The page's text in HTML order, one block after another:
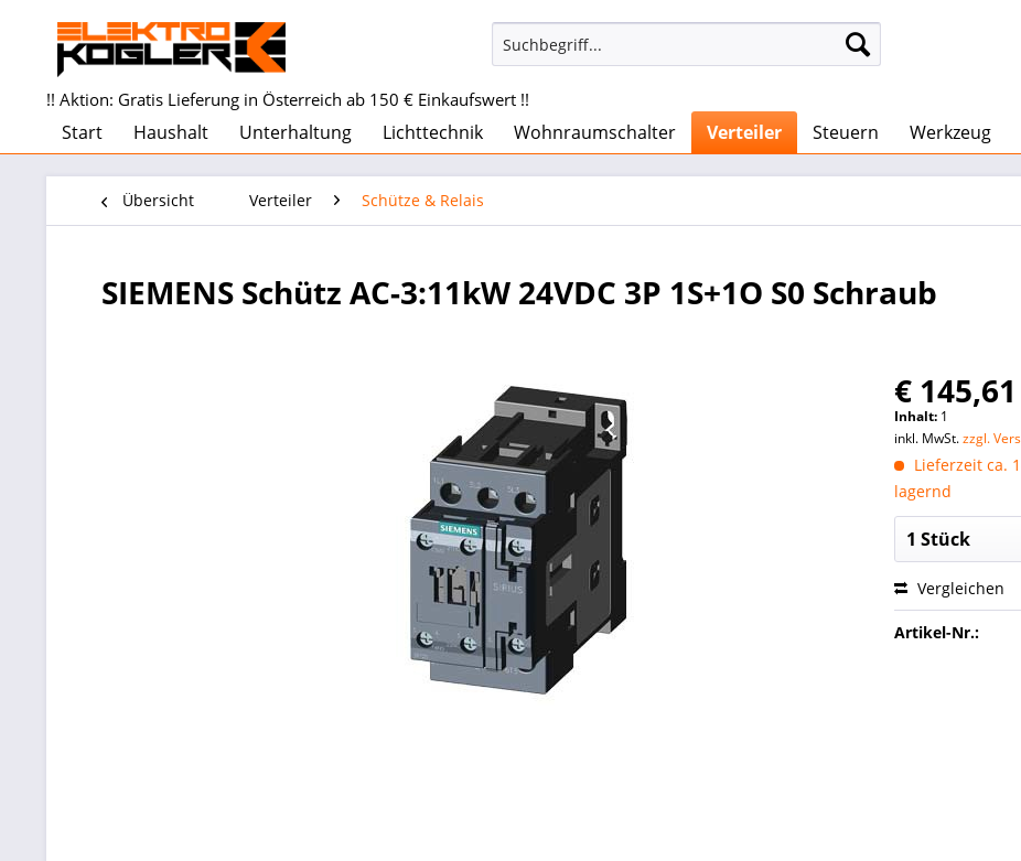
!! Aktion: Gratis Lieferung in Österreich ab 150 € Einkaufswert !!
Start Haushalt Unterhaltung Lichttechnik Wohnraumschalter Verteiler Steuern Werkzeug
Übersicht Verteiler Schütze & Relais
SIEMENS Schütz AC-3:11kW 24VDC 3P 1S+1O S0 Schraub
€
Inhalt: 1
inkl. MwSt.zzgl.
Lieferzeit ca.
lagernd
Vergleichen
Artikel-Nr.: